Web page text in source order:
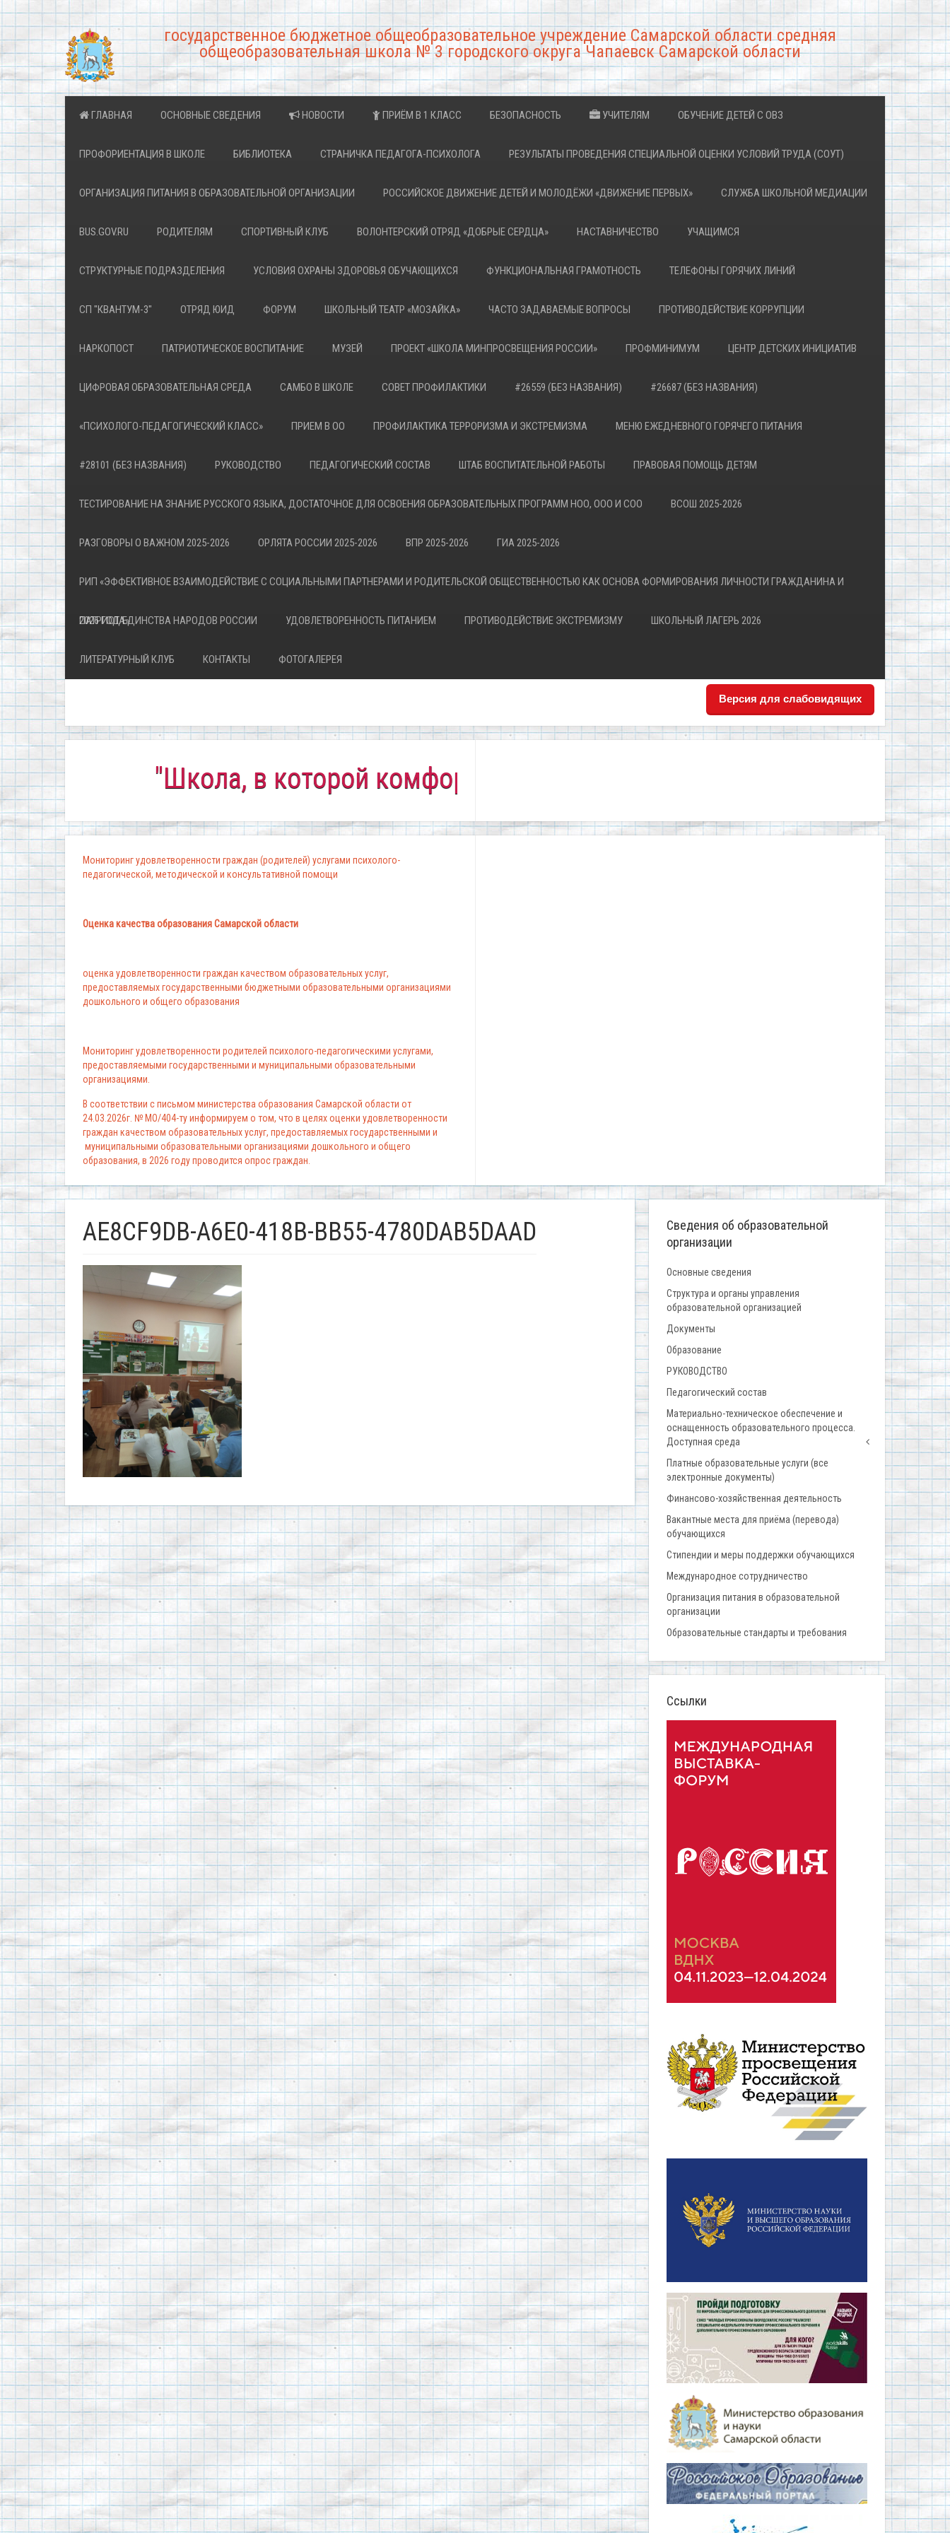
государственное бюджетное общеобразовательное учреждение Самарской области средняя
общеобразовательная школа № 3 городского округа Чапаевск Самарской области
ГЛАВНАЯ ОСНОВНЫЕ СВЕДЕНИЯ НОВОСТИ ПРИЁМ В 1 КЛАСС БЕЗОПАСНОСТЬ УЧИТЕЛЯМ ОБУЧЕНИЕ ДЕТЕЙ С ОВЗ
ПРОФОРИЕНТАЦИЯ В ШКОЛЕ БИБЛИОТЕКА СТРАНИЧКА ПЕДАГОГА-ПСИХОЛОГА РЕЗУЛЬТАТЫ ПРОВЕДЕНИЯ СПЕЦИАЛЬНОЙ ОЦЕНКИ УСЛОВИЙ ТРУДА (СОУТ)
ОРГАНИЗАЦИЯ ПИТАНИЯ В ОБРАЗОВАТЕЛЬНОЙ ОРГАНИЗАЦИИ РОССИЙСКОЕ ДВИЖЕНИЕ ДЕТЕЙ И МОЛОДЁЖИ «ДВИЖЕНИЕ ПЕРВЫХ» СЛУЖБА ШКОЛЬНОЙ МЕДИАЦИИ
BUS.GOV.RU РОДИТЕЛЯМ СПОРТИВНЫЙ КЛУБ ВОЛОНТЕРСКИЙ ОТРЯД «ДОБРЫЕ СЕРДЦА» НАСТАВНИЧЕСТВО УЧАЩИМСЯ
СТРУКТУРНЫЕ ПОДРАЗДЕЛЕНИЯ УСЛОВИЯ ОХРАНЫ ЗДОРОВЬЯ ОБУЧАЮЩИХСЯ ФУНКЦИОНАЛЬНАЯ ГРАМОТНОСТЬ ТЕЛЕФОНЫ ГОРЯЧИХ ЛИНИЙ
СП "КВАНТУМ-3" ОТРЯД ЮИД ФОРУМ ШКОЛЬНЫЙ ТЕАТР «МОЗАЙКА» ЧАСТО ЗАДАВАЕМЫЕ ВОПРОСЫ ПРОТИВОДЕЙСТВИЕ КОРРУПЦИИ
НАРКОПОСТ ПАТРИОТИЧЕСКОЕ ВОСПИТАНИЕ МУЗЕЙ ПРОЕКТ «ШКОЛА МИНПРОСВЕЩЕНИЯ РОССИИ» ПРОФМИНИМУМ ЦЕНТР ДЕТСКИХ ИНИЦИАТИВ
ЦИФРОВАЯ ОБРАЗОВАТЕЛЬНАЯ СРЕДА САМБО В ШКОЛЕ СОВЕТ ПРОФИЛАКТИКИ #26559 (БЕЗ НАЗВАНИЯ) #26687 (БЕЗ НАЗВАНИЯ)
«ПСИХОЛОГО-ПЕДАГОГИЧЕСКИЙ КЛАСС» ПРИЕМ В ОО ПРОФИЛАКТИКА ТЕРРОРИЗМА И ЭКСТРЕМИЗМА МЕНЮ ЕЖЕДНЕВНОГО ГОРЯЧЕГО ПИТАНИЯ
#28101 (БЕЗ НАЗВАНИЯ) РУКОВОДСТВО ПЕДАГОГИЧЕСКИЙ СОСТАВ ШТАБ ВОСПИТАТЕЛЬНОЙ РАБОТЫ ПРАВОВАЯ ПОМОЩЬ ДЕТЯМ
ТЕСТИРОВАНИЕ НА ЗНАНИЕ РУССКОГО ЯЗЫКА, ДОСТАТОЧНОЕ ДЛЯ ОСВОЕНИЯ ОБРАЗОВАТЕЛЬНЫХ ПРОГРАММ НОО, ООО И СОО ВСОШ 2025-2026
РАЗГОВОРЫ О ВАЖНОМ 2025-2026 ОРЛЯТА РОССИИ 2025-2026 ВПР 2025-2026 ГИА 2025-2026
РИП «ЭФФЕКТИВНОЕ ВЗАИМОДЕЙСТВИЕ С СОЦИАЛЬНЫМИ ПАРТНЕРАМИ И РОДИТЕЛЬСКОЙ ОБЩЕСТВЕННОСТЬЮ КАК ОСНОВА ФОРМИРОВАНИЯ ЛИЧНОСТИ ГРАЖДАНИНА И
ПАТРИОТА»
2026 ГОД ЕДИНСТВА НАРОДОВ РОССИИ УДОВЛЕТВОРЕННОСТЬ ПИТАНИЕМ ПРОТИВОДЕЙСТВИЕ ЭКСТРЕМИЗМУ ШКОЛЬНЫЙ ЛАГЕРЬ 2026
ЛИТЕРАТУРНЫЙ КЛУБ КОНТАКТЫ ФОТОГАЛЕРЕЯ
Версия для слабовидящих
"Школа, в которой комфортно всем!"
Мониторинг удовлетворенности граждан (родителей) услугами психолого-
педагогической, методической и консультативной помощи
Оценка качества образования Самарской области
оценка удовлетворенности граждан качеством образовательных услуг,
предоставляемых государственными бюджетными образовательными организациями
дошкольного и общего образования
Мониторинг удовлетворенности родителей психолого-педагогическими услугами,
предоставляемыми государственными и муниципальными образовательными
организациями.
В соответствии с письмом министерства образования Самарской области от
24.03.2026г. № МО/404-ту информируем о том, что в целях оценки удовлетворенности
граждан качеством образовательных услуг, предоставляемых государственными и
муниципальными образовательными организациями дошкольного и общего
образования, в 2026 году проводится опрос граждан.
AE8CF9DB-A6E0-418B-BB55-4780DAB5DAAD
Сведения об образовательной
организации
Основные сведения
Структура и органы управления
образовательной организацией
Документы
Образование
РУКОВОДСТВО
Педагогический состав
Материально-техническое обеспечение и
оснащенность образовательного процесса.
Доступная среда
Платные образовательные услуги (все
электронные документы)
Финансово-хозяйственная деятельность
Вакантные места для приёма (перевода)
обучающихся
Стипендии и меры поддержки обучающихся
Международное сотрудничество
Организация питания в образовательной
организации
Образовательные стандарты и требования
Ссылки